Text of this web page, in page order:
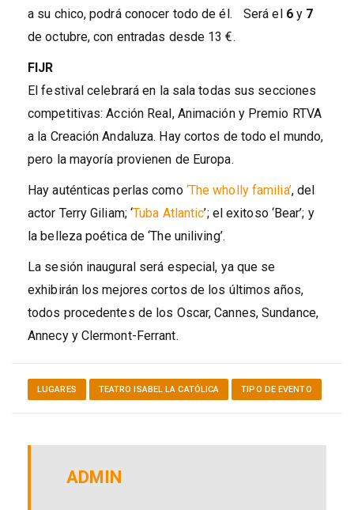
a su chico, podrá conocer todo de él. Será el 6y 7
de octubre, con entradas desde 13 €.
FIJR
El festival celebrará en la sala todas sus secciones
competitivas: Acción Real, Animación y Premio RTVA
a la Creación Andaluza. Hay cortos de todo el mundo,
pero la mayoría provienen de Europa.
Hay auténticas perlas como ‘The wholly familia’, del
actor Terry Giliam; ‘Tuba Atlantic’; el exitoso ‘Bear’; y
la belleza poética de ‘The uniliving’.
La sesión inaugural será especial, ya que se
exhibirán los mejores cortos de los últimos años,
todos procedentes de los Oscar, Cannes, Sundance,
Annecy y Clermont-Ferrant.
LUGARES TEATRO ISABEL LA CATÓLICA TIPO DE EVENTO
ADMIN